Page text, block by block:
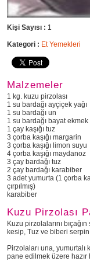
Kişi Sayısı : 1
Kategori : Et Yemekleri
Malzemeler
1 kg. kuzu pirzolası
1 su bardağı ayçiçek yağı
1 su bardağı un
1 su bardağı bayat ekmek
1 çay kaşığı tuz
3 çorba kaşığı margarin
3 çorba kaşığı limon suyu
4 çorba kaşığı maydanoz
3 çay bardağı tuz
2 çay bardağı karabiber
3 adet yumurta (1 çorba
çırpılmış)
karabiber
Kuzu Pirzolası
Kuzu pirzolalarını
kesip, Tuz ve biberi serpin.
Pirzolaları una, yumurtalı
pane edilmek üzere hazır